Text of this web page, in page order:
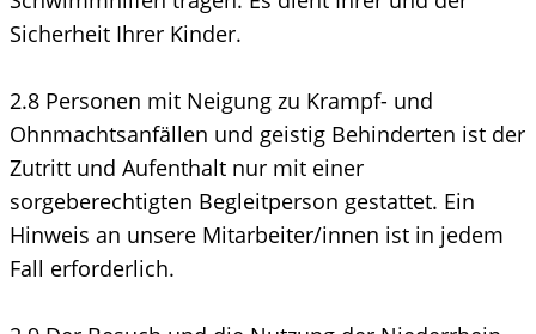
Sicherheit Ihrer Kinder.
2.8 Personen mit Neigung zu Krampf- und
Ohnmachtsanfällen und geistig Behinderten ist der
Zutritt und Aufenthalt nur mit einer
sorgeberechtigten Begleitperson gestattet. Ein
Hinweis an unsere Mitarbeiter/innen ist in jedem
Fall erforderlich.